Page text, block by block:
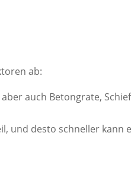
ab:
auch Betongrate,
und desto schneller kann